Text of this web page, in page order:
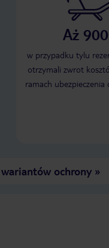
Aż
w przypadku tylu
otrzymali zwrot
ramach ubezpieczenia
wariantów ochrony»